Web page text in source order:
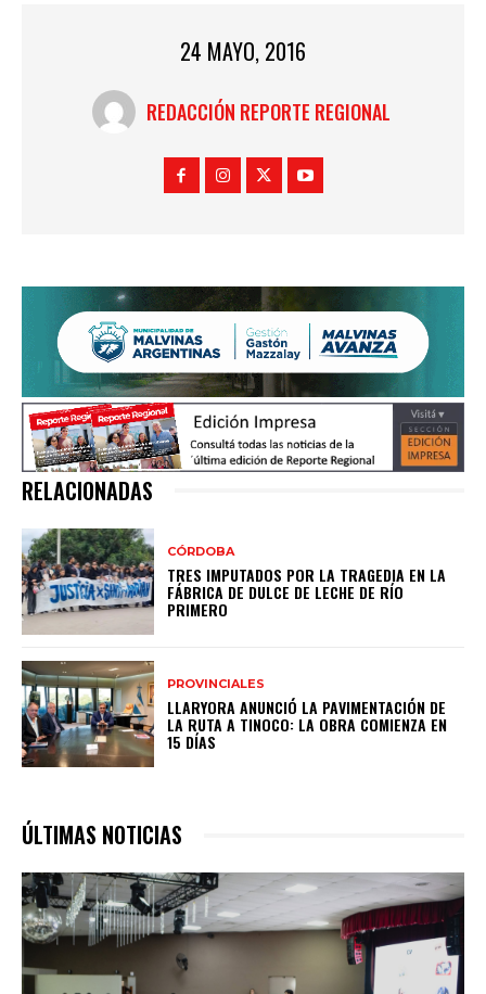
24 MAYO, 2016
REDACCIÓN REPORTE REGIONAL
RELACIONADAS
CÓRDOBA
TRES IMPUTADOS POR LA TRAGEDIA EN LA
FÁBRICA DE DULCE DE LECHE DE RÍO
PRIMERO
PROVINCIALES
LLARYORA ANUNCIÓ LA PAVIMENTACIÓN DE
LA RUTA A TINOCO: LA OBRA COMIENZA EN
15 DÍAS
ÚLTIMAS NOTICIAS